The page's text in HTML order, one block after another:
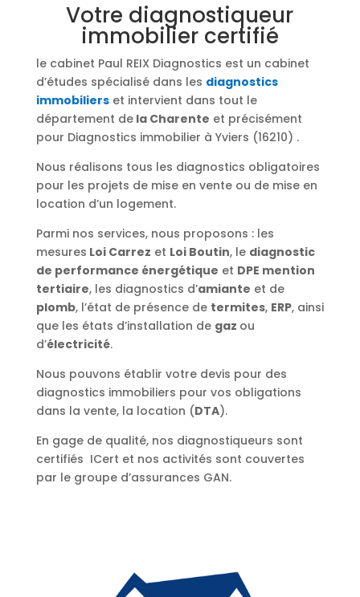
Votre diagnostiqueur
immobilier certifié
le cabinet Paul REIX Diagnostics est un cabinet
d’études spécialisé dans les diagnostics
immobilierset intervient dans tout le
département dela Charente et précisément
pour Diagnostics immobilier à Yviers (16210) .
Nous réalisons tous les diagnostics obligatoires
pour les projets de mise en vente ou de mise en
location d’un logement.
Parmi nos services, nous proposons : les
mesures Loi Carrez et Loi Boutin, le diagnostic
de performance énergétique et DPE mention
tertiaire, les diagnostics d’amiante et de
plomb, l’état de présence de termites, ERP, ainsi
que les états d’installation de gaz ou
d’électricité.
Nous pouvons établir votre devis pour des
diagnostics immobiliers pour vos obligations
dans la vente, la location (DTA).
En gage de qualité, nos diagnostiqueurs sont
certifiés ICert et nos activités sont couvertes
par le groupe d’assurances GAN.